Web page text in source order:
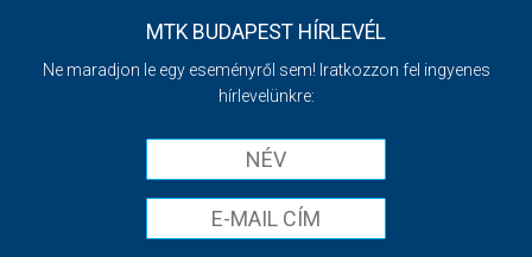
MTK BUDAPEST HÍRLEVÉL
Ne maradjon le egy eseményről sem! Iratkozzon fel ingyenes
hírlevelünkre: